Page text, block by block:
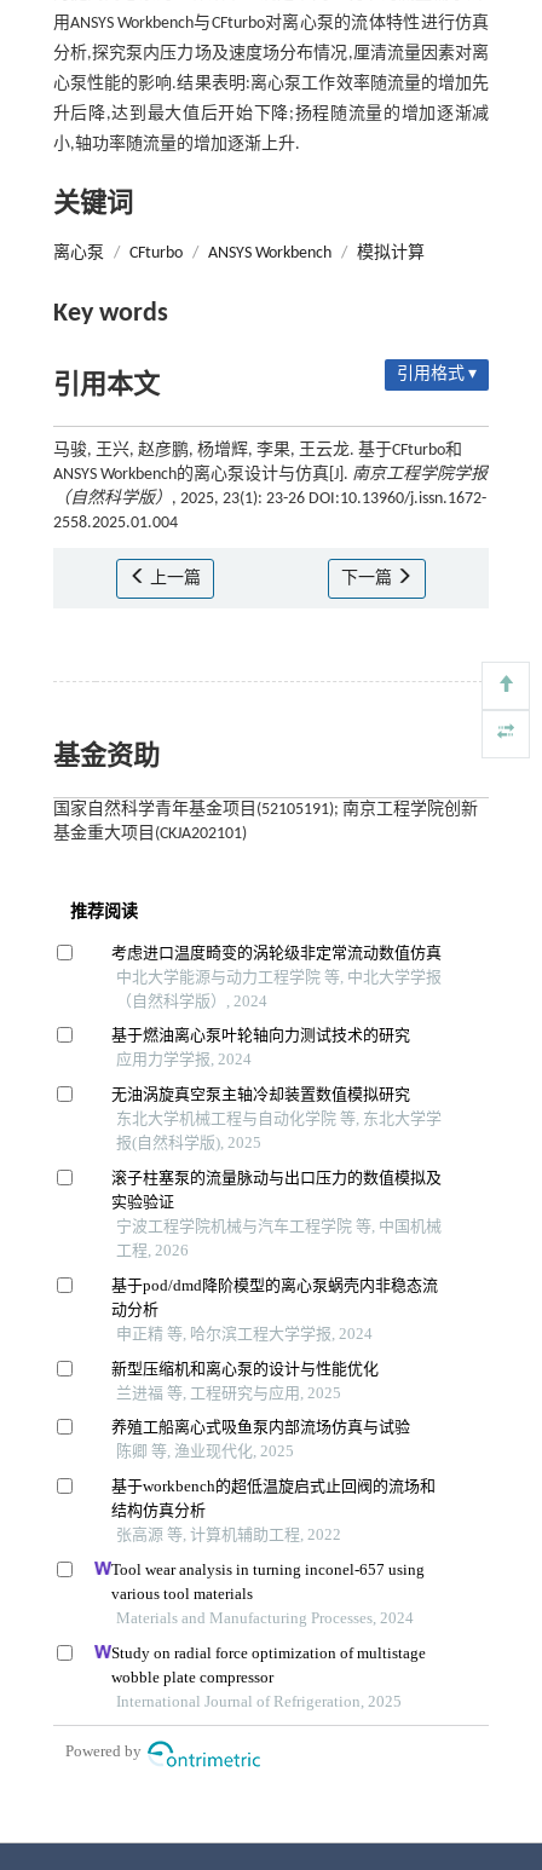
用ANSYS Workbench与CFturbo对离心泵的流体特性进行仿真
分析,探究泵内压力场及速度场分布情况,厘清流量因素对离
心泵性能的影响.结果表明:离心泵工作效率随流量的增加先
升后降,达到最大值后开始下降;扬程随流量的增加逐渐减
小,轴功率随流量的增加逐渐上升.
关键词
离心泵 / CFturbo / ANSYS Workbench / 模拟计算
Key words
引用本文 引用格式 ▾
马骏, 王兴, 赵彦鹏, 杨增辉, 李果, 王云龙. 基于CFturbo和
ANSYS Workbench的离心泵设计与仿真[J]. 南京工程学院学报
（自然科学版） , 2025, 23(1): 23-26 DOI:10.13960/j.issn.1672-
2558.2025.01.004
上一篇 下一篇
基金资助
国家自然科学青年基金项目(52105191); 南京工程学院创新
基金重大项目(CKJA202101)